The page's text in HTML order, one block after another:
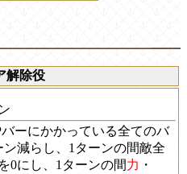
解除役
ーにかかっている全てのバ
ン減らし、1ターンの間敵全
0にし、1ターンの間力 ・